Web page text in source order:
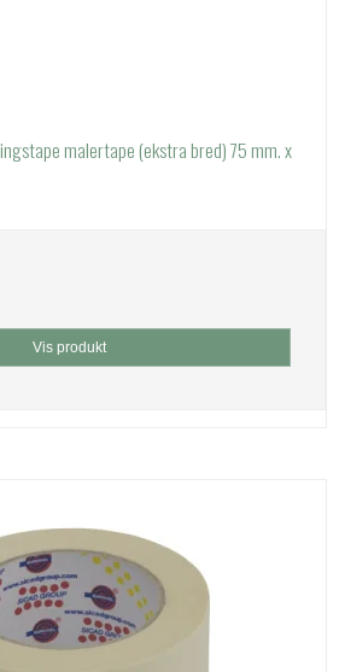
malertape (ekstra bred) 75 mm. x
Vis produkt